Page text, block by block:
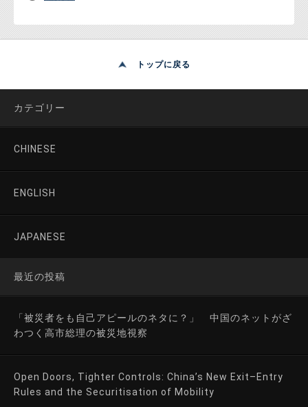
トップに戻る
カテゴリー
CHINESE
ENGLISH
JAPANESE
最近の投稿
「被災者をも自己アピールのネタに？」 中国のネットがざ
わつく高市総理の被災地視察
Open Doors, Tighter Controls: China’s New Exit–Entry
Rules and the Securitisation of Mobility